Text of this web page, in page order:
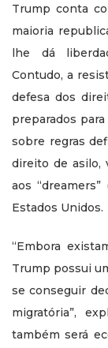
Trump conta
maioria
lhe dá
Contudo, a
defesa dos
preparados
sobre regras
direito de asilo,
aos
Estados Unidos.
“Embora
Trump possui
se conseguir
migratória”,
também será